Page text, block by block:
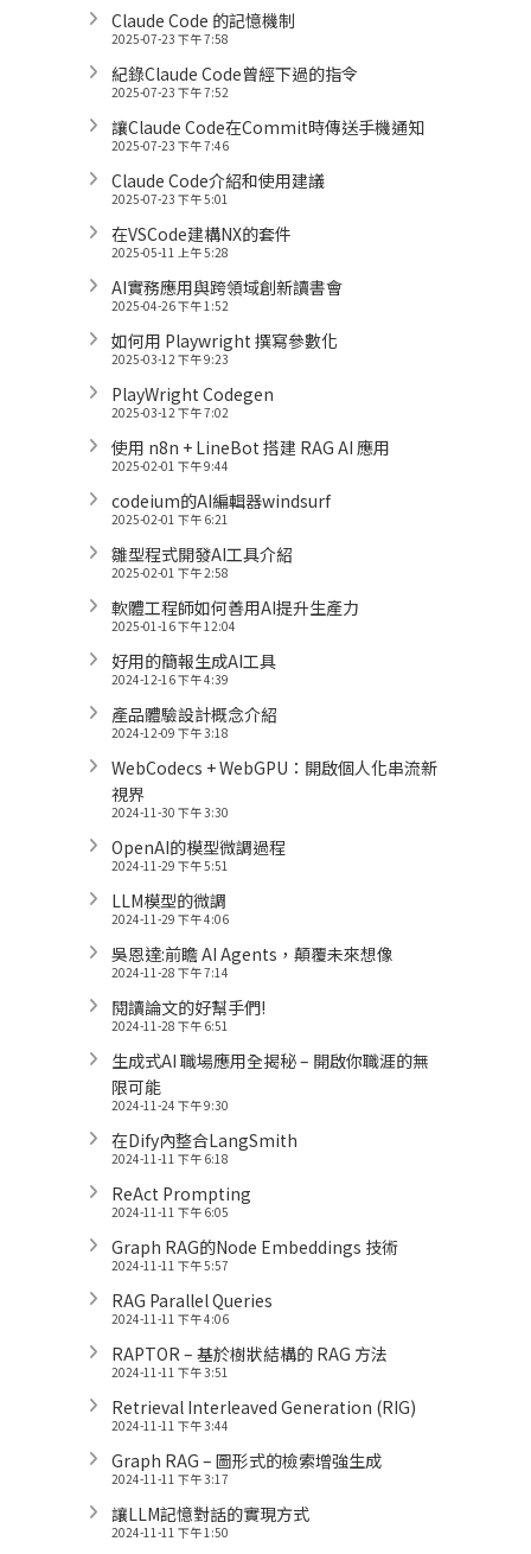
Claude Code 的記憶機制
2025-07-23 下午 7:58
紀錄Claude Code曾經下過的指令
2025-07-23 下午 7:52
讓Claude Code在Commit時傳送手機通知
2025-07-23 下午 7:46
Claude Code介紹和使用建議
2025-07-23 下午 5:01
在VSCode建構NX的套件
2025-05-11 上午 5:28
AI實務應用與跨領域創新讀書會
2025-04-26 下午 1:52
如何用 Playwright 撰寫參數化
2025-03-12 下午 9:23
PlayWright Codegen
2025-03-12 下午 7:02
使用 n8n + LineBot 搭建 RAG AI 應用
2025-02-01 下午 9:44
codeium的AI編輯器windsurf
2025-02-01 下午 6:21
雛型程式開發AI工具介紹
2025-02-01 下午 2:58
軟體工程師如何善用AI提升生產力
2025-01-16 下午 12:04
好用的簡報生成AI工具
2024-12-16 下午 4:39
產品體驗設計概念介紹
2024-12-09 下午 3:18
WebCodecs + WebGPU：開啟個人化串流新
視界
2024-11-30 下午 3:30
OpenAI的模型微調過程
2024-11-29 下午 5:51
LLM模型的微調
2024-11-29 下午 4:06
吳恩達:前瞻 AI Agents，顛覆未來想像
2024-11-28 下午 7:14
閱讀論文的好幫手們!
2024-11-28 下午 6:51
生成式AI 職場應用全揭秘 – 開啟你職涯的無
限可能
2024-11-24 下午 9:30
在Dify內整合LangSmith
2024-11-11 下午 6:18
ReAct Prompting
2024-11-11 下午 6:05
Graph RAG的Node Embeddings 技術
2024-11-11 下午 5:57
RAG Parallel Queries
2024-11-11 下午 4:06
RAPTOR – 基於樹狀結構的 RAG 方法
2024-11-11 下午 3:51
Retrieval Interleaved Generation (RIG)
2024-11-11 下午 3:44
Graph RAG – 圖形式的檢索增強生成
2024-11-11 下午 3:17
讓LLM記憶對話的實現方式
2024-11-11 下午 1:50